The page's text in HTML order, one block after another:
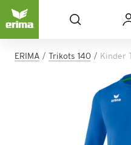
ERIMA Trikots 140 Kinder